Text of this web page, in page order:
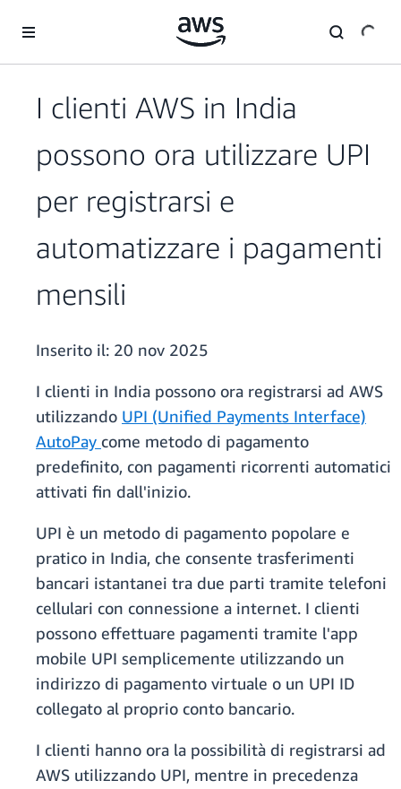
I clienti AWS in India
possono ora utilizzare UPI
per registrarsi e
automatizzare i pagamenti
mensili
Inserito il: 20 nov 2025
I clienti in India possono ora registrarsi ad AWS
utilizzando UPI (Unified Payments Interface)
AutoPay come metodo di pagamento
predefinito, con pagamenti ricorrenti automatici
attivati fin dall'inizio.
UPI è un metodo di pagamento popolare e
pratico in India, che consente trasferimenti
bancari istantanei tra due parti tramite telefoni
cellulari con connessione a internet. I clienti
possono effettuare pagamenti tramite l'app
mobile UPI semplicemente utilizzando un
indirizzo di pagamento virtuale o un UPI ID
collegato al proprio conto bancario.
I clienti hanno ora la possibilità di registrarsi ad
AWS utilizzando UPI, mentre in precedenza